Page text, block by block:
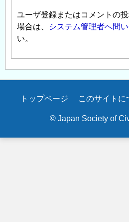
ユーザ登録またはコメントの
場合は、
システム管理者へ問
い。
Secondary
トップページ このサイトに
© Japan Society of